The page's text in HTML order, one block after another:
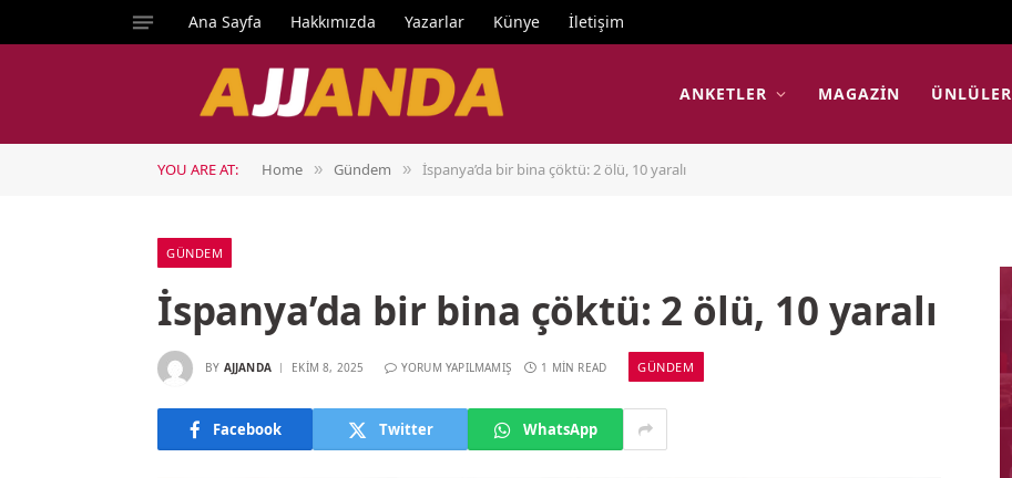
Ana Sayfa Hakkımızda Yazarlar Künye İletişim
ANKETLER MAGAZIN ÜNLÜLER
YOU ARE AT: Home » Gündem » İspanya’da bir bina çöktü: 2 ölü, 10 yaralı
GÜNDEM
İspanya’da bir bina çöktü: 2 ölü, 10 yaralı
BY AJJANDA EKIM 8, 2025 YORUM YAPILMAMIŞ 1 MIN READ GÜNDEM
Facebook Twitter WhatsApp